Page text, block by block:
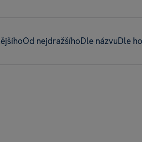
Od nejdražšíhoDle názvuDle